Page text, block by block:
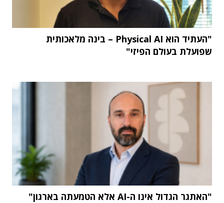
"העתיד הוא Physical AI – בינה מלאכותית
שפועלת בעולם הפיזי"
"האתגר הגדול אינו ה-AI אלא הטמעתה בארגון"